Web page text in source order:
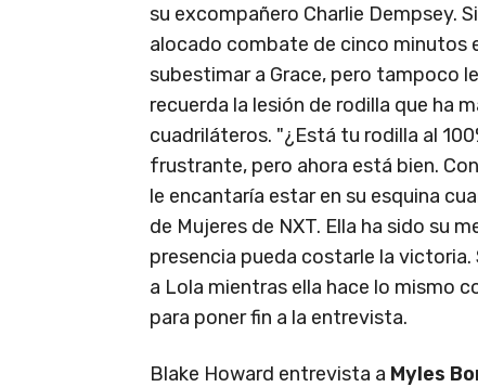
su excompañero Charlie Dempsey.
alocado combate de cinco minutos
subestimar a Grace, pero tampoco
recuerda la lesión de rodilla que ha
cuadriláteros. "¿Está tu rodilla al
frustrante, pero ahora está bien.
le encantaría estar en su esquina
de Mujeres de NXT. Ella ha sido su
presencia pueda costarle la
a Lola mientras ella hace lo mismo
para poner fin a la entrevista.
Blake Howard entrevista a Myles